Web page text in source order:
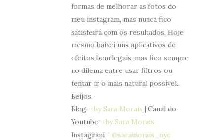
formas de melhorar as fotos do
meu instagram, mas nunca fico
satisfeira com os resultados. Hoje
mesmo baixei uns aplicativos de
efeitos bem legais, mas fico sempre
no dilema entre usar filtros ou
tentar ir o mais natural possível..
Beijos,
Blog - by Sara Morais | Canal do
Youtube - by Sara Morais
Instagram - @saramorais_nyc